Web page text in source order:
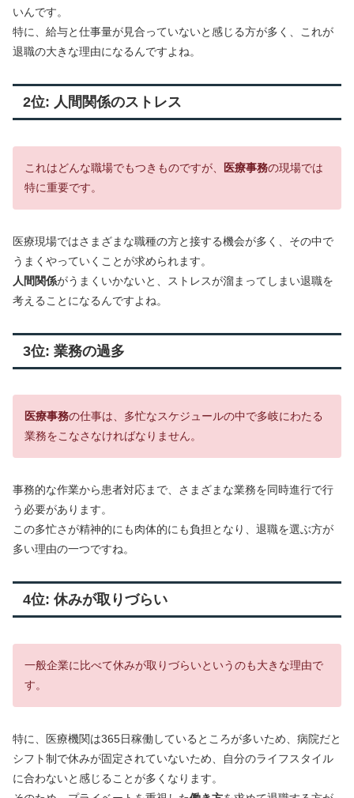
いんです。
特に、給与と仕事量が見合っていないと感じる方が多く、これが
退職の大きな理由になるんですよね。
2位: 人間関係のストレス
これはどんな職場でもつきものですが、 医療事務の現場では
特に重要です。
医療現場ではさまざまな職種の方と接する機会が多く、その中で
うまくやっていくことが求められます。
人間関係がうまくいかないと、ストレスが溜まってしまい退職を
考えることになるんですよね。
3位: 業務の過多
医療事務の仕事は、多忙なスケジュールの中で多岐にわたる
業務をこなさなければなりません。
事務的な作業から患者対応まで、さまざまな業務を同時進行で行
う必要があります。
この多忙さが精神的にも肉体的にも負担となり、退職を選ぶ方が
多い理由の一つですね。
4位: 休みが取りづらい
一般企業に比べて休みが取りづらいというのも大きな理由で
す。
特に、医療機関は365日稼働しているところが多いため、病院だと
シフト制で休みが固定されていないため、自分のライフスタイル
に合わないと感じることが多くなります。